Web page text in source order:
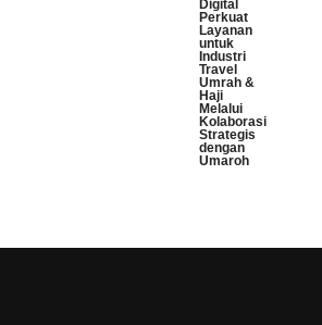
Digital
Perkuat
Layanan
untuk
Industri
Travel
Umrah &
Haji
Melalui
Kolaborasi
Strategis
dengan
Umaroh